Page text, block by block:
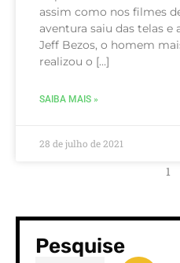
assim como nos filmes
aventura saiu das telas e
Jeff Bezos, o homem
realizou o […]
SAIBA MAIS »
28 de julho de 2021
1
Pesquise